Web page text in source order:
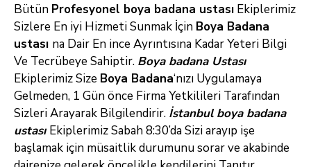
Bütün Profesyonel boya badana ustası Ekiplerimiz
Sizlere En iyi Hizmeti Sunmak İçin Boya Badana
ustası na Dair En ince Ayrıntısına KadarYeteri Bilgi
Ve Tecrübeye Sahiptir. Boya badana Ustası
Ekiplerimiz Size Boya Badana‘nızı Uygulamaya
Gelmeden, 1 Gün önce Firma Yetkilileri Tarafından
Sizleri Arayarak Bilgilendirir. İstanbul boya badana
ustasıEkiplerimiz Sabah 8:30’da Sizi arayıp işe
başlamak için müsaitlikdurumunu sorar ve akabinde